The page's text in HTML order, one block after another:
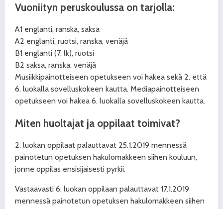
Vuoniityn peruskoulussa on tarjolla:
A1 englanti, ranska, saksa
A2 englanti, ruotsi, ranska, venäjä
B1 englanti (7. lk), ruotsi
B2 saksa, ranska, venäjä
Musiikkipainotteiseen opetukseen voi hakea sekä 2. että
6. luokalla sovelluskokeen kautta. Mediapainotteiseen
opetukseen voi hakea 6. luokalla sovelluskokeen kautta.
Miten huoltajat ja oppilaat toimivat?
2. luokan oppilaat palauttavat 25.1.2019 mennessä
painotetun opetuksen hakulomakkeen siihen kouluun,
jonne oppilas ensisijaisesti pyrkii.
Vastaavasti 6. luokan oppilaan palauttavat 17.1.2019
mennessä painotetun opetuksen hakulomakkeen siihen